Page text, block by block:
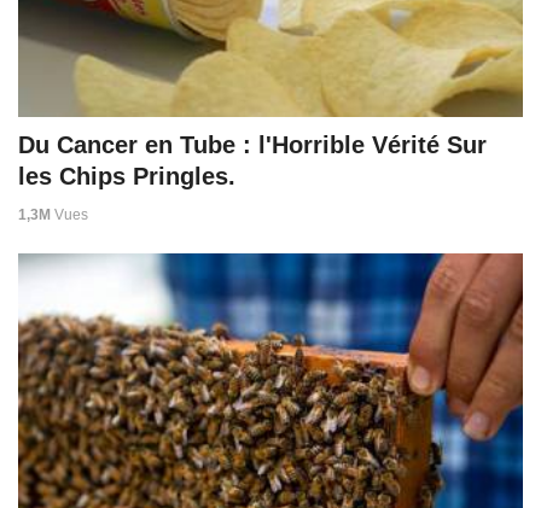
Du Cancer en Tube : l'Horrible Vérité Sur
les Chips Pringles.
1,3M Vues